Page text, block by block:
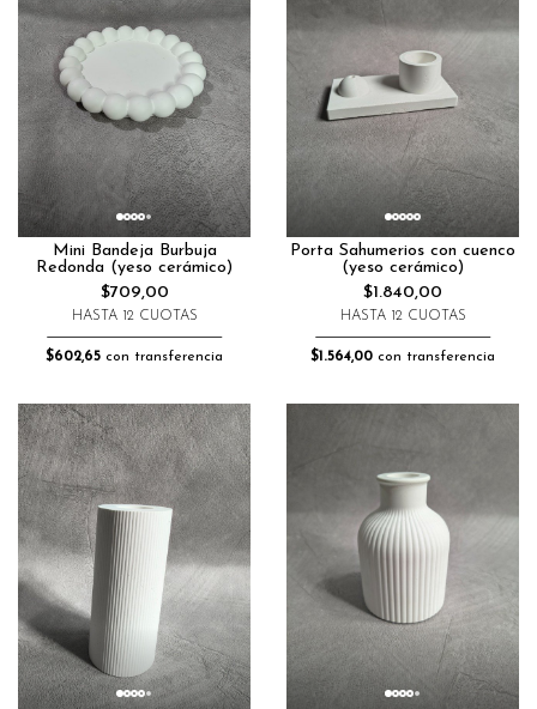
Mini Bandeja Burbuja
Redonda (yeso cerámico)
$709,00
HASTA 12 CUOTAS
$602,65 con transferencia
Porta Sahumerios con cuenco
(yeso cerámico)
$1.840,00
HASTA 12 CUOTAS
$1.564,00 con transferencia